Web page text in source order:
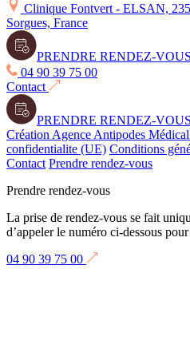
Clinique Fontvert - ELSAN,
Sorgues, France
PRENDRE RENDEZ-VOUS
04 90 39 75 00
Contact
PRENDRE RENDEZ-VOUS
Création Agence Antipodes
confidentialite (UE) Conditions
Contact Prendre rendez-vous
Prendre rendez-vous
La prise de rendez-vous se fait
d’appeler le numéro ci-dessous
04 90 39 75 00